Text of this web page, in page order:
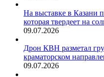
На выставке в Казани
которая твердеет на
09.07.2026
Дрон КВН разметал
краматорском
09.07.2026